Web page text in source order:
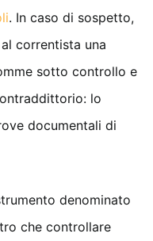
. In caso di sospetto,
correntista una
sotto controllo e
lo
documentali di
denominato
che controllare